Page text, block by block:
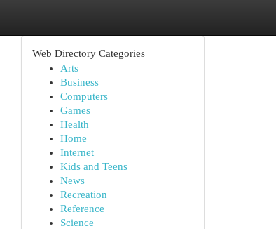
Web Directory Categories
Arts
Business
Computers
Games
Health
Home
Internet
Kids and Teens
News
Recreation
Reference
Science